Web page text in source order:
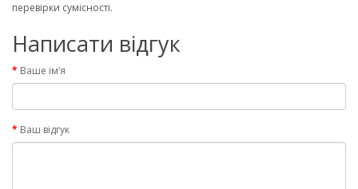
перевірки сумісності.
Написати відгук
Ваше ім’я
Ваш відгук